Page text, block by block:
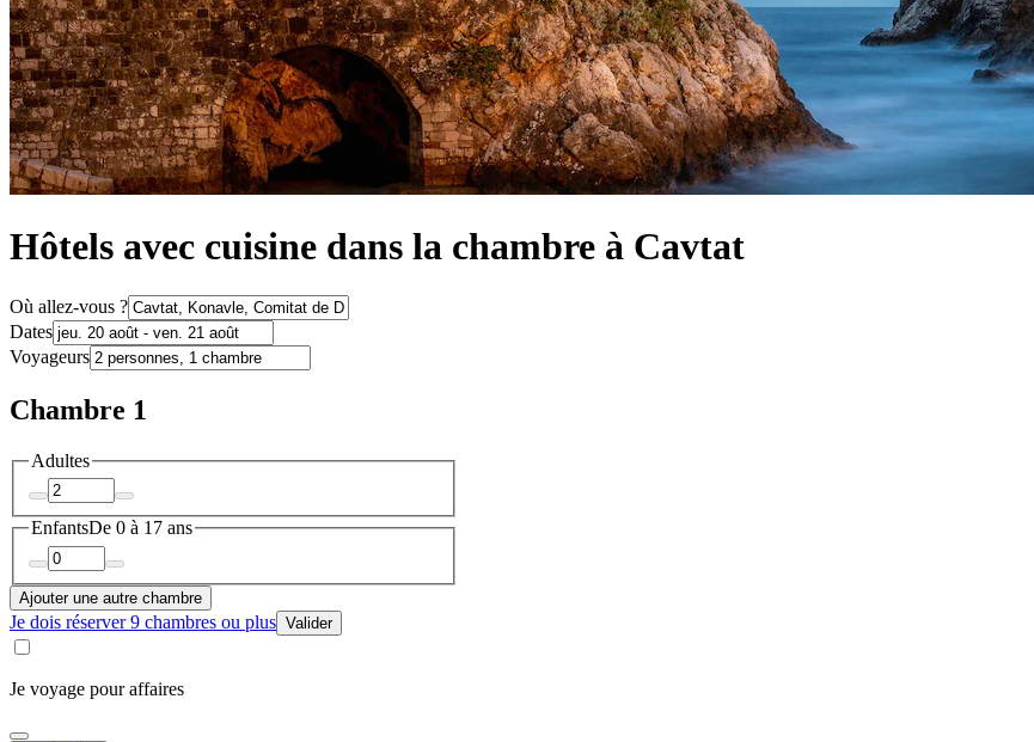
Hôtels avec cuisine dans la chambre à Cavtat
Où allez-vous ?
Dates
Voyageurs
Chambre 1
Adultes
EnfantsDe 0 à 17 ans
Ajouter une autre chambre
Je dois réserver 9 chambres ou plus Valider
Je voyage pour affaires